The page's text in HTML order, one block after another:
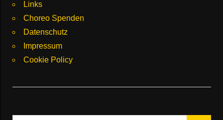
Links
Choreo Spenden
Datenschutz
Impressum
Cookie Policy